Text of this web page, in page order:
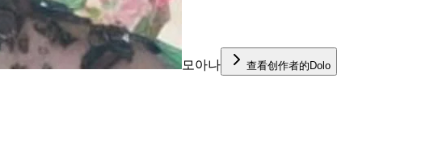
모아나 查看创作者的Dolo